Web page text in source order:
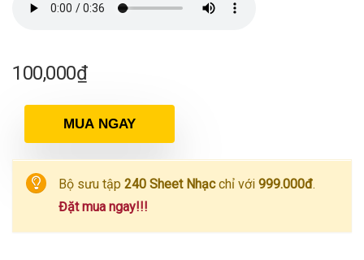
100,000₫
MUA NGAY
Bộ sưu tập 240 Sheet Nhạcchỉ với 999.000đ.
Đặt mua ngay!!!